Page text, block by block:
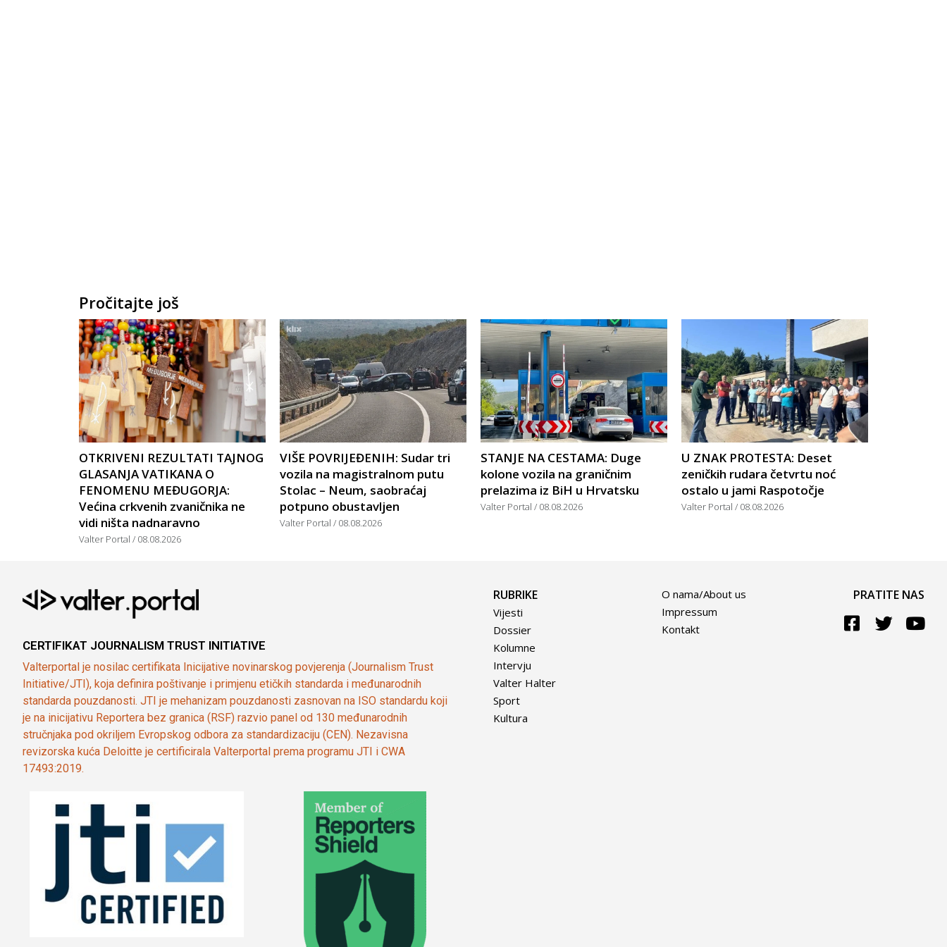
Pročitajte još
OTKRIVENI REZULTATI TAJNOG
GLASANJA VATIKANA O
FENOMENU MEĐUGORJA:
Većina crkvenih zvaničnika ne
vidi ništa nadnaravno
Valter Portal 08.08.2026
VIŠE POVRIJEĐENIH: Sudar tri
vozila na magistralnom putu
Stolac – Neum, saobraćaj
potpuno obustavljen
Valter Portal 08.08.2026
STANJE NA CESTAMA: Duge
kolone vozila na graničnim
prelazima iz BiH u Hrvatsku
Valter Portal 08.08.2026
U ZNAK PROTESTA: Deset
zeničkih rudara četvrtu noć
ostalo u jami Raspotočje
Valter Portal 08.08.2026
CERTIFIKAT JOURNALISM TRUST INITIATIVE
Valterportal je nosilac certifikata Inicijative novinarskog povjerenja (Journalism Trust
Initiative/JTI), koja definira poštivanje i primjenu etičkih standarda i međunarodnih
standarda pouzdanosti. JTI je mehanizam pouzdanosti zasnovan na ISO standardu koji
je na inicijativu Reportera bez granica (RSF) razvio panel od 130 međunarodnih
stručnjaka pod okriljem Evropskog odbora za standardizaciju (CEN). Nezavisna
revizorska kuća Deloitte je certificirala Valterportal prema programu JTI i CWA
17493:2019.
RUBRIKE
Vijesti
Dossier
Kolumne
Intervju
Valter Halter
Sport
Kultura
O nama/About us
Impressum
Kontakt
PRATITE NAS